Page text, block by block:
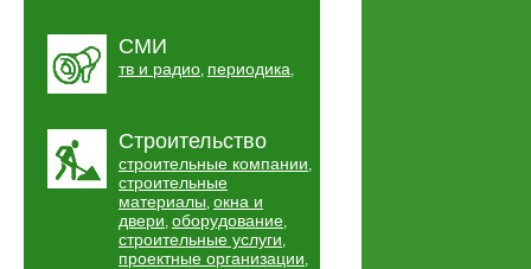
СМИ
тв и радио, периодика,
Строительство
строительные компании,
строительные
материалы, окна и
двери, оборудование,
строительные услуги,
проектные организации,